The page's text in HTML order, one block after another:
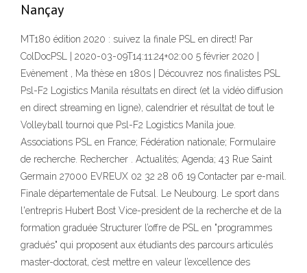
Nançay
MT180 édition 2020 : suivez la finale PSL en direct! Par
ColDocPSL | 2020-03-09T14:11:24+02:00 5 février 2020 |
Evènement , Ma thèse en 180s | Découvrez nos finalistes PSL
Psl-F2 Logistics Manila résultats en direct (et la vidéo diffusion
en direct streaming en ligne), calendrier et résultat de tout le
Volleyball tournoi que Psl-F2 Logistics Manila joue.
Associations PSL en France; Fédération nationale; Formulaire
de recherche. Rechercher . Actualités; Agenda; 43 Rue Saint
Germain 27000 EVREUX 02 32 28 06 19 Contacter par e-mail.
Finale départementale de Futsal. Le Neubourg. Le sport dans
l'entrepris Hubert Bost Vice-president de la recherche et de la
formation graduée Structurer l’offre de PSL en "programmes
gradués" qui proposent aux étudiants des parcours articulés
master-doctorat, c’est mettre en valeur l’excellence des